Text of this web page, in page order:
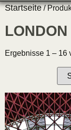
Startseite/
LONDON
Ergebnisse 1 – 16